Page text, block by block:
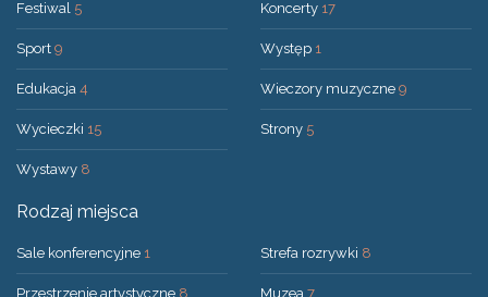
Festiwal 5
Sport 9
Edukacja 4
Wycieczki 15
Wystawy 8
Koncerty 17
Występ 1
Wieczory muzyczne 9
Strony 5
Rodzaj miejsca
Sale konferencyjne 1
Przestrzenie artystyczne 8
Strefa rozrywki 8
Muzea 7